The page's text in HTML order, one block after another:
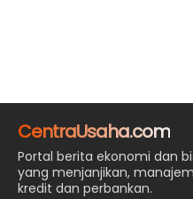
CentraUsaha.com
Portal berita ekonomi dan
yang menjanjikan,
kredit dan perbankan.